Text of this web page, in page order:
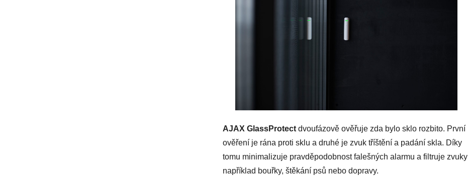
AJAX GlassProtect dvoufázově ověřuje zda bylo sklo rozbito. První
ověření je rána proti sklu a druhé je zvuk tříštění a padání skla. Díky
tomu minimalizuje pravděpodobnost falešných alarmu a filtruje zvuky
například bouřky, štěkání psů nebo dopravy.